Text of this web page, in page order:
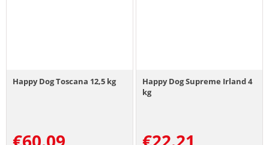
Happy Dog Toscana 12,5 kg
Happy Dog Supreme Irland 4
kg